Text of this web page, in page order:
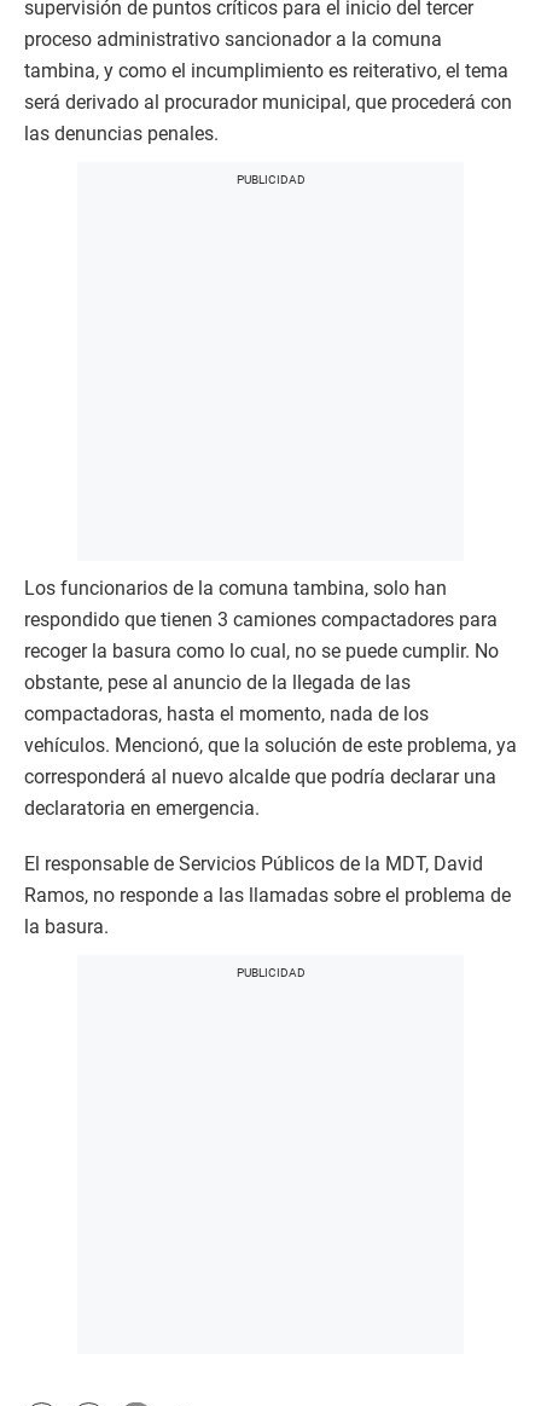
supervisión de puntos críticos para el inicio del tercer
proceso administrativo sancionador a la comuna
tambina, y como el incumplimiento es reiterativo, el tema
será derivado al procurador municipal, que procederá con
las denuncias penales.
Los funcionarios de la comuna tambina, solo han
respondido que tienen 3 camiones compactadores para
recoger la basura como lo cual, no se puede cumplir. No
obstante, pese al anuncio de la llegada de las
compactadoras, hasta el momento, nada de los
vehículos. Mencionó, que la solución de este problema, ya
corresponderá al nuevo alcalde que podría declarar una
declaratoria en emergencia.
El responsable de Servicios Públicos de la MDT, David
Ramos, no responde a las llamadas sobre el problema de
la basura.